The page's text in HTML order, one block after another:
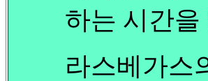
하는 시간을
라스베가스